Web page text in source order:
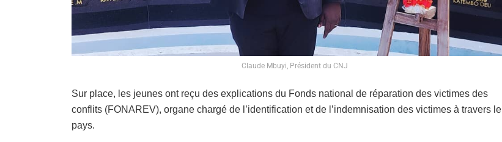
Claude Mbuyi, Président du CNJ
Sur place, les jeunes ont reçu des explications du Fonds national de réparation des victimes des
conflits (FONAREV), organe chargé de l’identification et de l’indemnisation des victimes à travers le
pays.